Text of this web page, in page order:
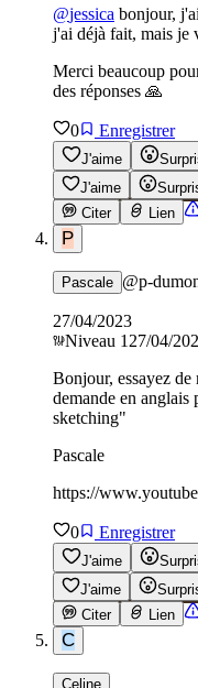
@jessica bonjour,
j'ai déjà fait, mais je
Merci beaucoup
des réponses 🙏
0 Enregistrer
J'aime
J'aime
Citer
Lien
P
Pascale @p-
27/04/2023
Niveau 1 27/04/
Bonjour, essayez
demande en anglais
sketching"
Pascale
https://
0 Enregistrer
J'aime
J'aime
Citer
Lien
C
Celine